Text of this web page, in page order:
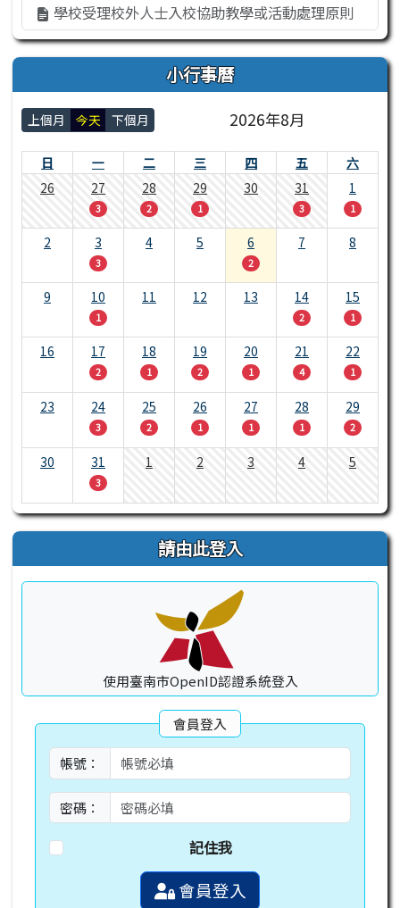
學校受理校外人士入校協助教學或活動處理原則
小行事曆
上個月 今天 下個月 2026年8月
日 一 二 三 四 五
六
26
27
3
28
2
29
1
30 31
3
1
1
2 3
3
4 5 6
2
7 8
9 10
1
11 12 13 14
2
15
1
16 17
2
18
1
19
2
20
1
21
4
22
1
23 24
3
25
2
26
1
27
1
28
1
29
2
30 31
3
1 2 3 4 5
請由此登入
使用臺南市OpenID認證系統登入
會員登入
帳號：
密碼：
記住我
會員登入